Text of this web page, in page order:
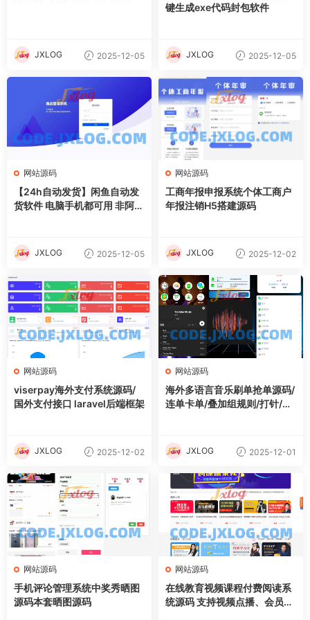
JXLOG 2025-12-05
键生成exe代码封包软件
JXLOG 2025-12-05
网站源码
【24h自动发货】闲鱼自动发
货软件 电脑手机都可用 非阿奇
JXLOG 2025-12-05
网站源码
工商年报申报系统个体工商户
年报注销H5搭建源码
JXLOG 2025-12-02
网站源码
viserpay海外支付系统源码/
国外支付接口 laravel后端框架
JXLOG 2025-12-02
网站源码
海外多语言音乐刷单抢单源码/
连单卡单/叠加组规则/打针/前
JXLOG 2025-12-01
网站源码
手机评论管理系统中奖秀晒图
源码本套晒图源码
网站源码
在线教育视频课程付费阅读系
统源码 支持视频点播、会员等